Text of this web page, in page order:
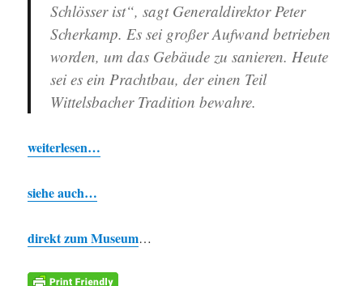
Schlösser ist“, sagt Generaldirektor Peter
Scherkamp. Es sei großer Aufwand betrieben
worden, um das Gebäude zu sanieren. Heute
sei es ein Prachtbau, der einen Teil
Wittelsbacher Tradition bewahre.
weiterlesen…
siehe auch…
direkt zum Museum…